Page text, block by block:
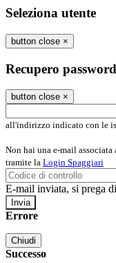
Seleziona utente
button close ×
Recupero password
button close ×
all'indirizzo indicato con le
Non hai una e-mail
tramite la Login Spaggiari
E-mail inviata, si prega
Errore
Chiudi
Successo